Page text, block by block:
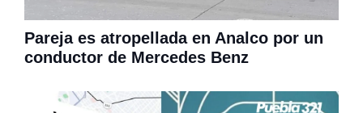
Pareja es atropellada en Analco por un
conductor de Mercedes Benz